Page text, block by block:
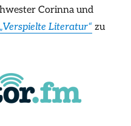
Corinna und
„Verspielte Literatur“ zu